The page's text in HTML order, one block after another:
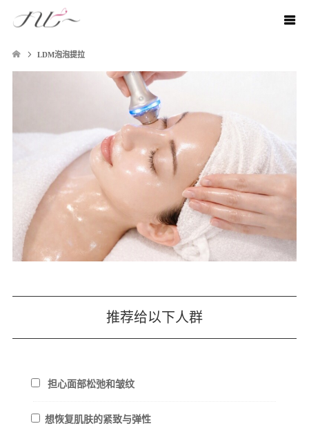
LDM泡泡提拉
推荐给以下人群
担心面部松弛和皱纹
想恢复肌肤的紧致与弹性